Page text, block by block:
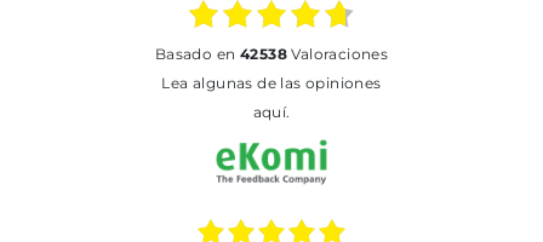
basado en 42538Valoraciones
Lea algunas de las opiniones
aquí.